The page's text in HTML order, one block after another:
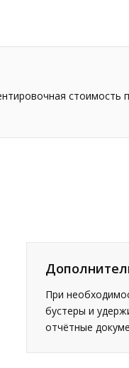
стоимость
При
бустеры и
отчётные